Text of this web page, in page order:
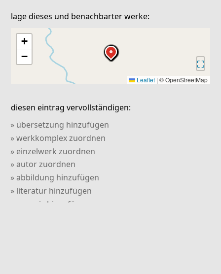
lage dieses und benachbarter werke:
+
−
⛶
Leaflet | © OpenStreetMap
diesen eintrag vervollständigen:
» übersetzung hinzufügen
» werkkomplex zuordnen
» einzelwerk zuordnen
» autor zuordnen
» abbildung hinzufügen
» literatur hinzufügen
» verweis hinzufügen